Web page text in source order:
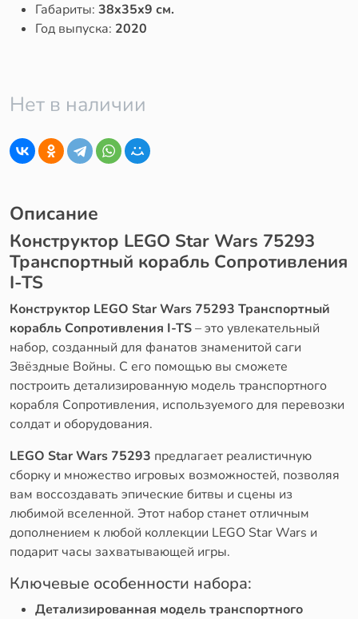
Габариты: 38x35x9 см.
Год выпуска: 2020
Нет в наличии
Описание
Конструктор LEGO Star Wars 75293
Транспортный корабль Сопротивления
I-TS
Конструктор LEGO Star Wars 75293 Транспортный
корабль Сопротивления I-TS– это увлекательный
набор, созданный для фанатов знаменитой саги
Звёздные Войны. С его помощью вы сможете
построить детализированную модель транспортного
корабля Сопротивления, используемого для перевозки
солдат и оборудования.
LEGO Star Wars 75293 предлагает реалистичную
сборку и множество игровых возможностей, позволяя
вам воссоздавать эпические битвы и сцены из
любимой вселенной. Этот набор станет отличным
дополнением к любой коллекции LEGO Star Wars и
подарит часы захватывающей игры.
Ключевые особенности набора:
Детализированная модель транспортного